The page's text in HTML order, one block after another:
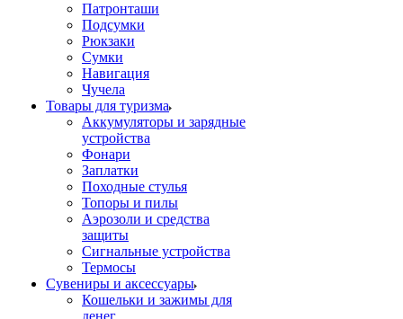
Патронташи
Подсумки
Рюкзаки
Сумки
Навигация
Чучела
Товары для туризма
Аккумуляторы и зарядные
устройства
Фонари
Заплатки
Походные стулья
Топоры и пилы
Аэрозоли и средства
защиты
Сигнальные устройства
Термосы
Сувениры и аксессуары
Кошельки и зажимы для
денег